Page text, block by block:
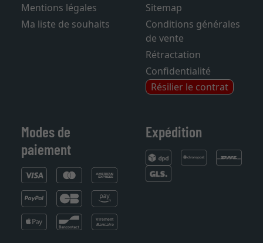
Compte
Mentions légales
Magazine
Sitemap
Conditions générales
de vente
Rétractation
Confidentialité
Résilier le contrat
Modes de
paiement
Expédition